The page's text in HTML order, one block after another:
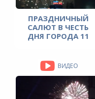
ПРАЗДНИЧНЫЙ
САЛЮТ В ЧЕСТЬ
ДНЯ ГОРОДА 11
ВИДЕО